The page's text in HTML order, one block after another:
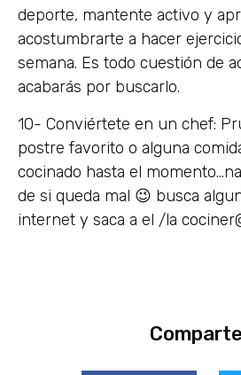
deporte, mantente activo y
acostumbrarte a hacer
semana. Es todo cuestión de
acabarás por buscarlo.
10- Conviértete en un chef:
postre favorito o alguna
cocinado hasta el
de si queda mal 😉 busca
internet y saca a el /la